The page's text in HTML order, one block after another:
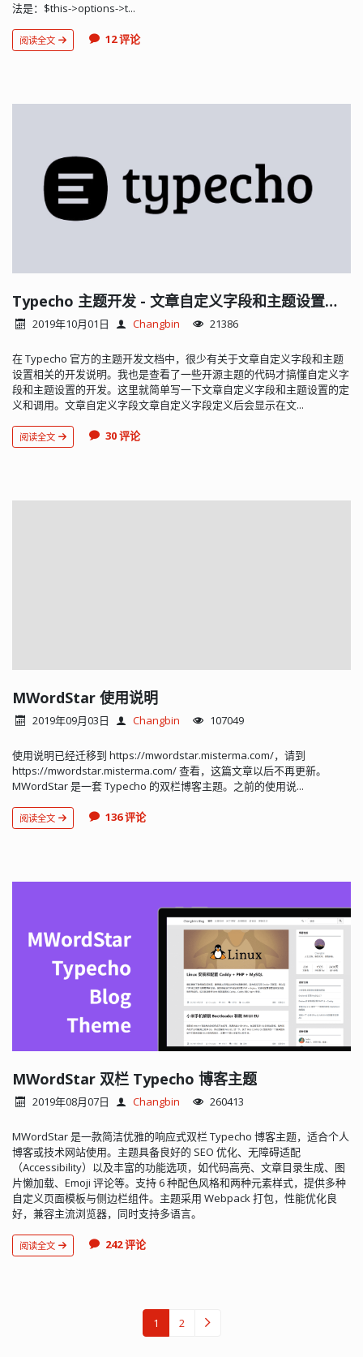
法是：$this->options->t...
阅读全文 12 评论
Typecho 主题开发 - 文章自定义字段和主题设置字段
2019年10月01日 Changbin 21386
在 Typecho 官方的主题开发文档中，很少有关于文章自定义字段和主题
设置相关的开发说明。我也是查看了一些开源主题的代码才搞懂自定义字
段和主题设置的开发。这里就简单写一下文章自定义字段和主题设置的定
义和调用。文章自定义字段文章自定义字段定义后会显示在文...
阅读全文 30 评论
MWordStar 使用说明
2019年09月03日 Changbin 107049
使用说明已经迁移到 https://mwordstar.misterma.com/，请到
https://mwordstar.misterma.com/ 查看，这篇文章以后不再更新。
MWordStar 是一套 Typecho 的双栏博客主题。之前的使用说...
阅读全文 136 评论
MWordStar 双栏 Typecho 博客主题
2019年08月07日 Changbin 260413
MWordStar 是一款简洁优雅的响应式双栏 Typecho 博客主题，适合个人
博客或技术网站使用。主题具备良好的 SEO 优化、无障碍适配
（Accessibility）以及丰富的功能选项，如代码高亮、文章目录生成、图
片懒加载、Emoji 评论等。支持 6 种配色风格和两种元素样式，提供多种
自定义页面模板与侧边栏组件。主题采用 Webpack 打包，性能优化良
好，兼容主流浏览器，同时支持多语言。
阅读全文 242 评论
1 2